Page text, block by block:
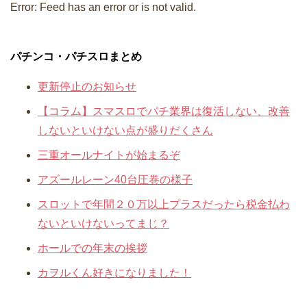
Error: Feed has an error or is not valid.
パチンコ・パチスロまとめ
更新停止のお知らせ
【コラム】スマスロでパチ業界は復活しない、改善
しないといけない点が盛りだくさん
三重オールナイトが始まるぞ
アズールレーン40台圧巻の様子
スロットで年間２０万以上プラスだったら税金払わ
ないといけないってまじ？
ホールでの年末の挨拶
カヲルくん好きになりました！